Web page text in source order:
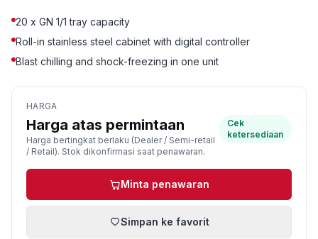
20 x GN 1/1 tray capacity
Roll-in stainless steel cabinet with digital controller
Blast chilling and shock-freezing in one unit
HARGA
Harga atas permintaan
Harga bertingkat berlaku (Dealer / Semi-retail
/ Retail). Stok dikonfirmasi saat penawaran.
Cek
ketersediaan
Minta penawaran
Simpan ke favorit